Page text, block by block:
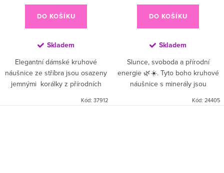
DO KOŠÍKU
Skladem
Elegantní dámské kruhové
náušnice ze stříbra jsou osazeny
jemnými korálky z přírodních
Kód: 37912
DO KOŠÍKU
Skladem
Slunce, svoboda a přírodní
energie 🌿☀️. Tyto boho kruhové
náušnice s minerály jsou
Kód: 24405